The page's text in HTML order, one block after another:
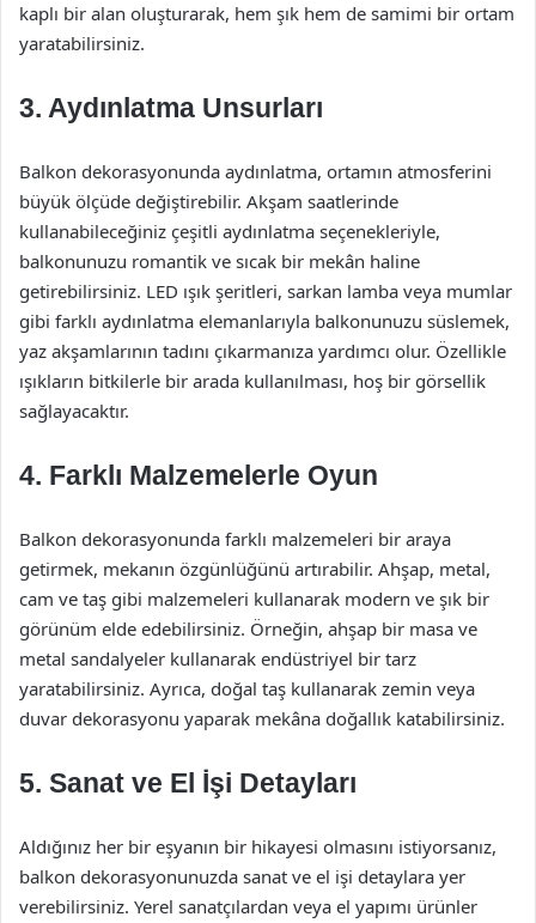
kaplı bir alan oluşturarak, hem şık hem de samimi bir ortam
yaratabilirsiniz.
3. Aydınlatma Unsurları
Balkon dekorasyonunda aydınlatma, ortamın atmosferini
büyük ölçüde değiştirebilir. Akşam saatlerinde
kullanabileceğiniz çeşitli aydınlatma seçenekleriyle,
balkonunuzu romantik ve sıcak bir mekân haline
getirebilirsiniz. LED ışık şeritleri, sarkan lamba veya mumlar
gibi farklı aydınlatma elemanlarıyla balkonunuzu süslemek,
yaz akşamlarının tadını çıkarmanıza yardımcı olur. Özellikle
ışıkların bitkilerle bir arada kullanılması, hoş bir görsellik
sağlayacaktır.
4. Farklı Malzemelerle Oyun
Balkon dekorasyonunda farklı malzemeleri bir araya
getirmek, mekanın özgünlüğünü artırabilir. Ahşap, metal,
cam ve taş gibi malzemeleri kullanarak modern ve şık bir
görünüm elde edebilirsiniz. Örneğin, ahşap bir masa ve
metal sandalyeler kullanarak endüstriyel bir tarz
yaratabilirsiniz. Ayrıca, doğal taş kullanarak zemin veya
duvar dekorasyonu yaparak mekâna doğallık katabilirsiniz.
5. Sanat ve El İşi Detayları
Aldığınız her bir eşyanın bir hikayesi olmasını istiyorsanız,
balkon dekorasyonunuzda sanat ve el işi detaylara yer
verebilirsiniz. Yerel sanatçılardan veya el yapımı ürünler